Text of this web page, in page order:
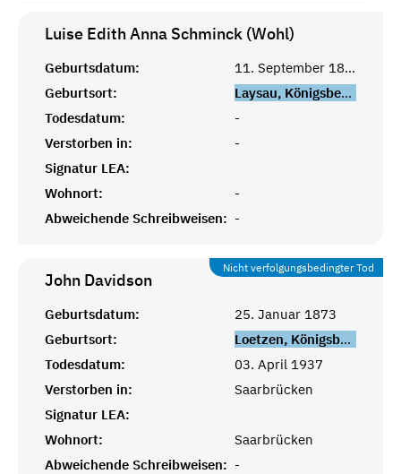
Luise Edith Anna Schminck (Wohl)
Geburtsdatum:
11. September 1888
Geburtsort:
Laysau, Königsberg, Ostpreußen
Todesdatum:
-
Verstorben in:
-
Signatur LEA:
Wohnort:
-
Abweichende Schreibweisen: -
Nicht verfolgungsbedingter Tod
John Davidson
Geburtsdatum:
25. Januar 1873
Geburtsort:
Loetzen, Königsberg, Ostpreußen
Todesdatum:
03. April 1937
Verstorben in:
Saarbrücken
Signatur LEA:
Wohnort:
Saarbrücken
Abweichende Schreibweisen: -